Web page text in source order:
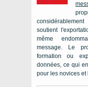
soutient
même
message. Le
formation ou
données, ce qui
pour les novices